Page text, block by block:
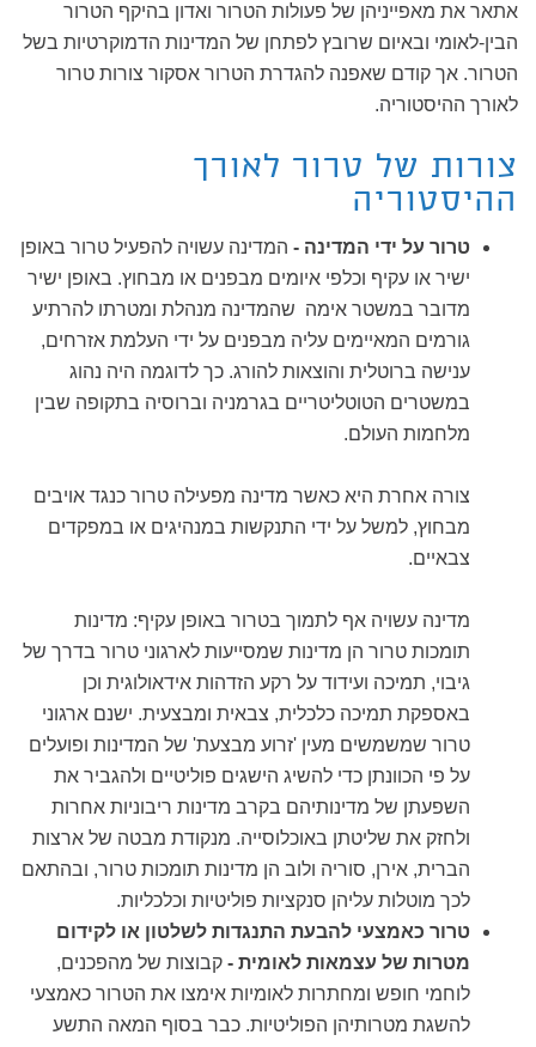
אתאר את מאפייניהן של פעולות הטרור ואדון בהיקף הטרור
הבין-לאומי ובאיום שרובץ לפתחן של המדינות הדמוקרטיות בשל
הטרור. אך קודם שאפנה להגדרת הטרור אסקור צורות טרור
לאורך ההיסטוריה.
צורות של טרור לאורך
ההיסטוריה
טרור על ידי המדינה - המדינה עשויה להפעיל טרור באופן
ישיר או עקיף וכלפי איומים מבפנים או מבחוץ. באופן ישיר
מדובר במשטר אימה שהמדינה מנהלת ומטרתו להרתיע
גורמים המאיימים עליה מבפנים על ידי העלמת אזרחים,
ענישה ברוטלית והוצאות להורג. כך לדוגמה היה נהוג
במשטרים הטוטליטריים בגרמניה וברוסיה בתקופה שבין
מלחמות העולם.
צורה אחרת היא כאשר מדינה מפעילה טרור כנגד אויבים
מבחוץ, למשל על ידי התנקשות במנהיגים או במפקדים
צבאיים.
מדינה עשויה אף לתמוך בטרור באופן עקיף: מדינות
תומכות טרור הן מדינות שמסייעות לארגוני טרור בדרך של
גיבוי, תמיכה ועידוד על רקע הזדהות אידאולוגית וכן
באספקת תמיכה כלכלית, צבאית ומבצעית. ישנם ארגוני
טרור שמשמשים מעין 'זרוע מבצעת' של המדינות ופועלים
על פי הכוונתן כדי להשיג הישגים פוליטיים ולהגביר את
השפעתן של מדינותיהם בקרב מדינות ריבוניות אחרות
ולחזק את שליטתן באוכלוסייה. מנקודת מבטה של ארצות
הברית, אירן, סוריה ולוב הן מדינות תומכות טרור, ובהתאם
לכך מוטלות עליהן סנקציות פוליטיות וכלכליות.
טרור כאמצעי להבעת התנגדות לשלטון או לקידום
מטרות של עצמאות לאומית - קבוצות של מהפכנים,
לוחמי חופש ומחתרות לאומיות אימצו את הטרור כאמצעי
להשגת מטרותיהן הפוליטיות. כבר בסוף המאה התשע